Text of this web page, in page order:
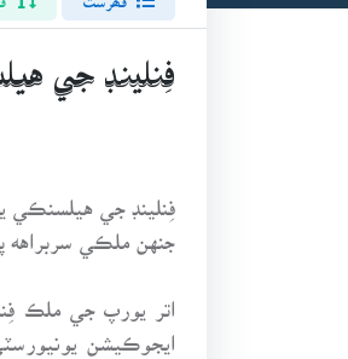
فِنلينڊ جي
فِنلينڊ جي هيلسنڪي
جنهن ملڪي سربراهه
اتر يورپ جي ملڪ
ايجوڪيشن